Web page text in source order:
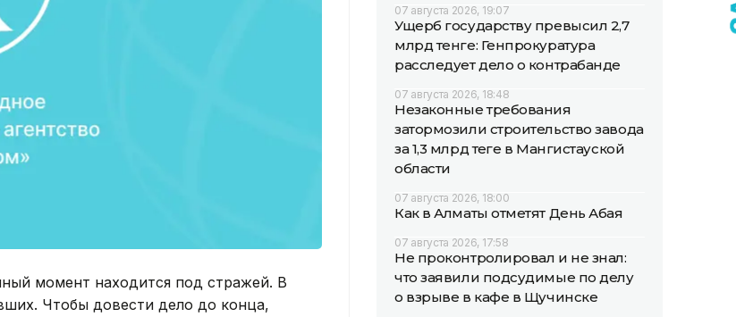
момент находится под стражей. В
Чтобы довести дело до конца,
07 августа 2026, 19:07
Ущерб государству превысил 2,7
млрд тенге: Генпрокуратура
расследует дело о контрабанде
07 августа 2026, 18:48
Незаконные требования
затормозили строительство завода
за 1,3 млрд теңге в Мангистауской
области
07 августа 2026, 18:00
Как в Алматы отметят День Абая
07 августа 2026, 17:58
Не проконтролировал и не знал:
что заявили подсудимые по делу
о взрыве в кафе в Щучинске